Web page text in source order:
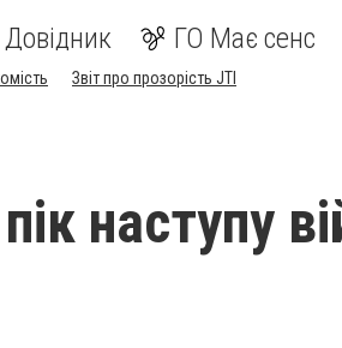
Довідник ГО Має сенс
Звіт про прозорість JTI
наступу